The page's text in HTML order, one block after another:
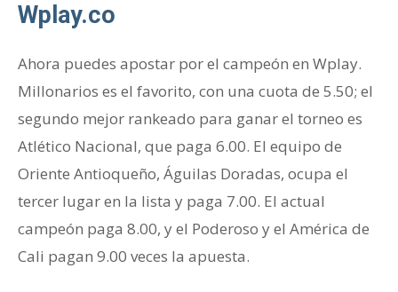
Wplay.co
Ahora puedes apostar por el campeón en Wplay.
Millonarios es el favorito, con una cuota de 5.50; el
segundo mejor rankeado para ganar el torneo es
Atlético Nacional, que paga 6.00. El equipo de
Oriente Antioqueño, Águilas Doradas, ocupa el
tercer lugar en la lista y paga 7.00. El actual
campeón paga 8.00, y el Poderoso y el América de
Cali pagan 9.00 veces la apuesta.